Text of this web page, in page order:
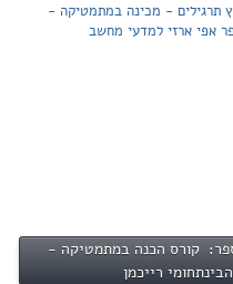
תרגילים - מכינה במתמטיקה -
אפי ארזי למדעי מחשב
קורס הכנה במתמטיקה -
רייכמן